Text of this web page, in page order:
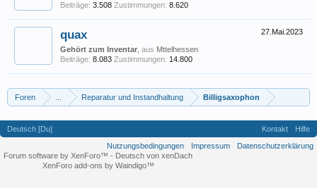
Beiträge: 3.508 Zustimmungen: 8.620
27.Mai.2023
quax
Gehört zum Inventar aus Mttelhessen
Beiträge: 8.083 Zustimmungen: 14.800
Foren Reparatur und Instandhaltung Billigsaxophon
Deutsch [Du] Kontakt
Hilfe
Nutzungsbedingungen
Impressum
Datenschutzerklärung
Forum software by XenForo™ - Deutsch von xenDach
XenForo add-ons by Waindigo™